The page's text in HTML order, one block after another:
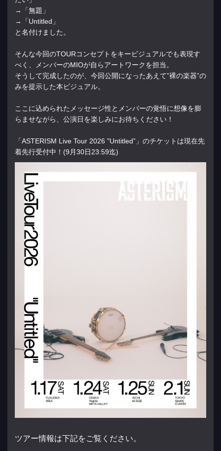
→「無題」
→「Untitled」
と名付けました。
そんな今回のTOURコンセプトをキービジュアルでも表現す
べく、メンバーのMIOが自らアートワークを担当。
そうして完成したのが、今回公開になったあえて”裸の楽器”の
みを提示した本ビジュアル。
ここに込められたメッセージ性とメンバーの覚悟に想像を膨
らませながら、公演日を楽しみにお待ちください！
「ASTERISM Live Tour 2026 "Untitled” 」のチケットは現在先
着先行受付中！(9月30日23:59迄)
ツアー情報は下記をご覧ください。